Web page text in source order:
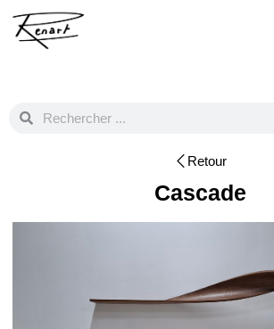
Retour
Cascade